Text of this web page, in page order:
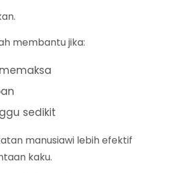
membantu jika:
sedikit
manusiawi lebih efektif
kaku.